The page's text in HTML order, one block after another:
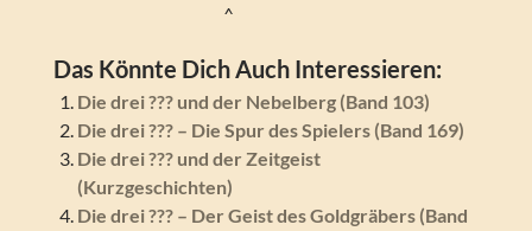
^
Das Könnte Dich Auch Interessieren:
Die drei ??? und der Nebelberg (Band 103)
Die drei ??? – Die Spur des Spielers (Band 169)
Die drei ??? und der Zeitgeist
(Kurzgeschichten)
Die drei ??? – Der Geist des Goldgräbers (Band